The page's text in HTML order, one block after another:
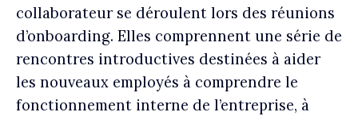
collaborateur se déroulent lors des réunions
d’onboarding. Elles comprennent une série de
rencontres introductives destinées à aider
les nouveaux employés à comprendre le
fonctionnement interne de l’entreprise, à